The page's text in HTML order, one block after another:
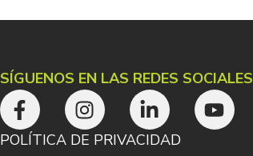
SÍGUENOS EN LAS REDES SOCIALES
POLÍTICA DE PRIVACIDAD